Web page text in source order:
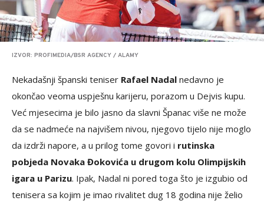
IZVOR: PROFIMEDIA/BSR AGENCY / ALAMY
Nekadašnji španski teniser Rafael Nadal nedavno je
okončao veoma uspješnu karijeru, porazom u Dejvis kupu.
Već mjesecima je bilo jasno da slavni Španac više ne može
da se nadmeće na najvišem nivou, njegovo tijelo nije moglo
da izdrži napore, a u prilog tome govori i rutinska
pobjeda Novaka Đokovića u drugom kolu Olimpijskih
igara u Parizu. Ipak, Nadal ni pored toga što je izgubio od
tenisera sa kojim je imao rivalitet dug 18 godina nije želio